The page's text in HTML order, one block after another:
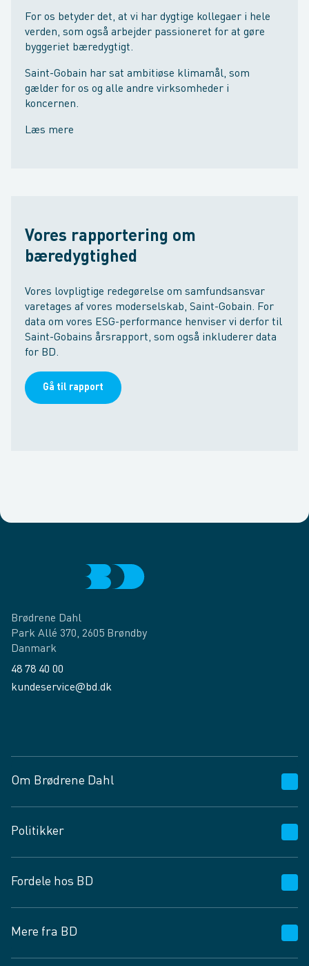
For os betyder det, at vi har dygtige kollegaer i hele
verden, som også arbejder passioneret for at gøre
byggeriet bæredygtigt.
Saint-Gobain har sat ambitiøse klimamål, som
gælder for os og alle andre virksomheder i
koncernen.
Læs mere
Vores rapportering om
bæredygtighed
Vores lovpligtige redegørelse om samfundsansvar
varetages af vores moderselskab, Saint-Gobain. For
data om vores ESG-performance henviser vi derfor til
Saint-Gobains årsrapport, som også inkluderer data
for BD.
Gå til rapport
Brødrene Dahl
Park Allé 370, 2605 Brøndby
Danmark
48 78 40 00
kundeservice@bd.dk
Om Brødrene Dahl
Vagttelefon 30 10 89 89
Spørgsmål og svar
Job og karriere
Fødevarekontrolrapport
Politikker
Privatlivspolitik
Cookies
Vilkår og betingelser
Fordele hos BD
BD app
BD.dk services
Mere fra BD